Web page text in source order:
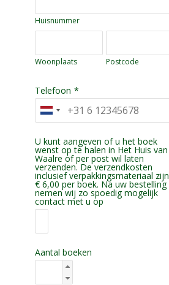
Huisnummer
Woonplaats Postcode
Telefoon *
U kunt aangeven of u het boek
wenst op te halen in Het Huis van
Waalre of per post wil laten
verzenden. De verzendkosten
inclusief verpakkingsmateriaal zijn
€ 6,00 per boek. Na uw bestelling
nemen wij zo spoedig mogelijk
contact met u op
Aantal boeken